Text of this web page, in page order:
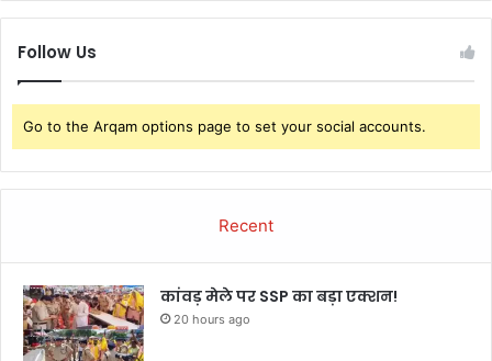
Follow Us
Go to the Arqam options page to set your social accounts.
Recent
कांवड़ मेले पर SSP का बड़ा एक्शन!
20 hours ago